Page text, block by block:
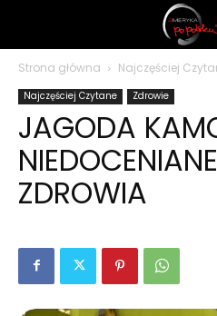
polsku
Strona główna Najczęściej
Najczęściej Czytane Zdrowie
JAGODA
ZDROWIA